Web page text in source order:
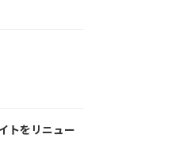
トをリニュー